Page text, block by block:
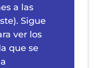
a las
Sigue
ver los
que se